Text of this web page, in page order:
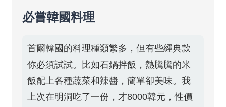
必嘗韓國料理
首爾韓國的料理種類繁多，但有些經典款
你必須試試。比如石鍋拌飯，熱騰騰的米
飯配上各種蔬菜和辣醬，簡單卻美味。我
上次在明洞吃了一份，才8000韓元，性價